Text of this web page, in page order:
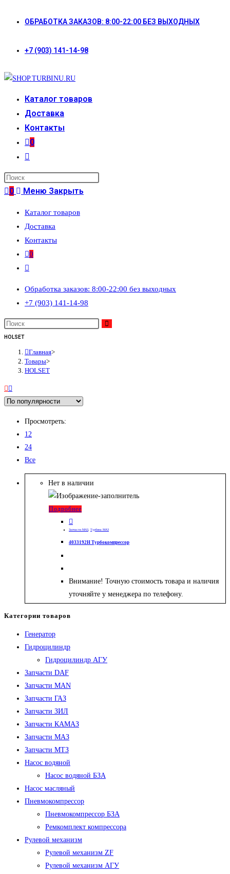
ОБРАБОТКА ЗАКАЗОВ: 8:00-22:00 БЕЗ ВЫХОДНЫХ
+7 (903) 141-14-98
Каталог товаров
Доставка
Контакты
0
Переключить
поиск
по
сайту
0 Меню Закрыть
Каталог товаров
Доставка
Контакты
0
Переключить
по
веб-
сайту
Обработка заказов: 8:00-22:00 без выходных
+7 (903) 141-14-98
HOLSET
Главная>
Товары>
HOLSET
Просмотреть:
12
24
Все
Нет в наличии
Подробнее
Запчасти МАЗ Турбина МАЗ
4033192H Турбокомпрессор
Внимание! Точную стоимость товара и наличия
уточняйте у менеджера по телефону.
Категории товаров
Генератор
Гидроцилиндр
Гидроцилиндр АГУ
Запчасти DAF
Запчасти MAN
Запчасти ГАЗ
Запчасти ЗИЛ
Запчасти КАМАЗ
Запчасти МАЗ
Запчасти МТЗ
Насос водяной
Насос водяной БЗА
Насос масляный
Пневмокомпрессор
Пневмокомпрессор БЗА
Ремкомплект компрессора
Рулевой механизм
Рулевой механизм ZF
Рулевой механизм АГУ